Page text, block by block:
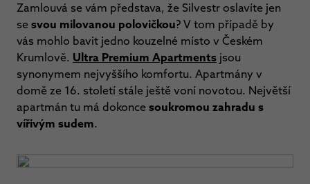
Zamlouvá se vám představa, že Silvestr oslavíte jen
se svou milovanou polovičkou? V tom případě by
vás mohlo bavit jedno kouzelné místo v Českém
Krumlově. Ultra Premium Apartments jsou
synonymem nejvyššího komfortu. Apartmány v
domě ze 16. století stále ještě voní novotou. Největší
apartmán tu má dokonce soukromou zahradu s
vířivým sudem.